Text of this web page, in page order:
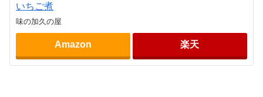
いちご煮
味の加久の屋
Amazon 楽天